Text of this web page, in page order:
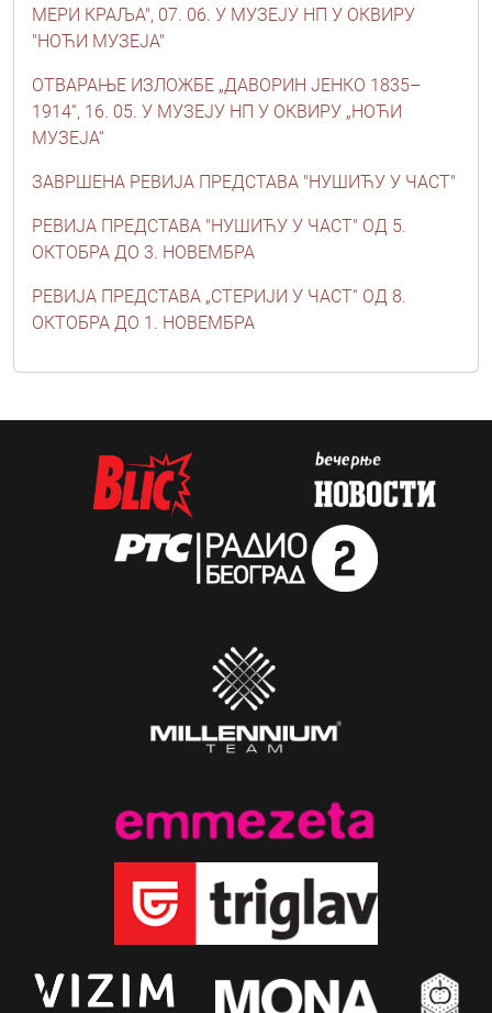
МЕРИ КРАЉА", 07. 06. У МУЗЕЈУ НП У ОКВИРУ
"НОЋИ МУЗЕЈА"
ОТВАРАЊЕ ИЗЛОЖБЕ „ДАВОРИН ЈЕНКО 1835–
1914“, 16. 05. У МУЗЕЈУ НП У ОКВИРУ „НОЋИ
МУЗЕЈА“
ЗАВРШЕНА РЕВИЈА ПРЕДСТАВА "НУШИЋУ У ЧАСТ"
РЕВИЈА ПРЕДСТАВА "НУШИЋУ У ЧАСТ" ОД 5.
ОКТОБРА ДО 3. НОВЕМБРА
РЕВИЈА ПРЕДСТАВА „СТЕРИЈИ У ЧАСТ“ ОД 8.
ОКТОБРА ДО 1. НОВЕМБРА